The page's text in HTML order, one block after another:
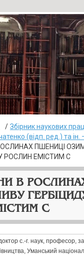
Збірник наукових
(відп. ред.) та
РОСЛИНАХ ПШЕНИЦІ
РОСЛИН ЕМІСТИМ С
В
С
с.-г. наук, професор,
Уманський